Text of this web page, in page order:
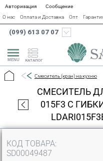
Авторизация
Сообщение
О нас
Оплата и Доставка Опт
(099) 613 07 07
КАТАЛОГ
Смеситель (кран) на кухню
СМЕСИТЕЛЬ
015F3 С
КОД ТОВАРА:
SD00049487